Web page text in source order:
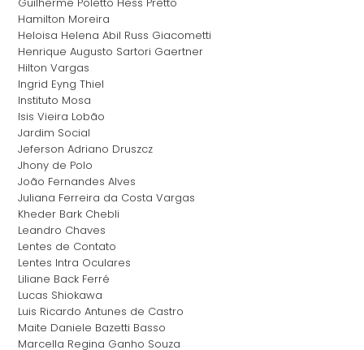
Hamilton Moreira
Heloisa Helena Abil Russ Giacometti
Henrique Augusto Sartori Gaertner
Hilton Vargas
Ingrid Eyng Thiel
Instituto Mosa
Isis Vieira Lobão
Jardim Social
Jeferson Adriano Druszcz
Jhony de Polo
João Fernandes Alves
Juliana Ferreira da Costa Vargas
Kheder Bark Chebli
Leandro Chaves
Lentes de Contato
Lentes Intra Oculares
Liliane Back Ferré
Lucas Shiokawa
Luis Ricardo Antunes de Castro
Maite Daniele Bazetti Basso
Marcella Regina Ganho Souza